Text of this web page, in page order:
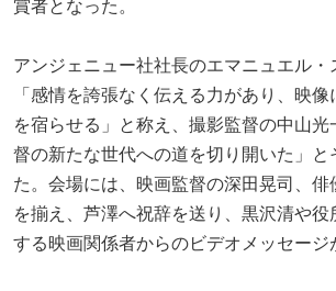
賞者となった。
アンジェニュー社社長のエマニュエル・
「感情を誇張なく伝える力があり、映
を宿らせる」と称え、撮影監督の中山光
督の新たな世代への道を切り開いた」と
た。会場には、映画監督の深田晃司、俳
を揃え、芦澤へ祝辞を送り、黒沢清や役
する映画関係者からのビデオメッセージ